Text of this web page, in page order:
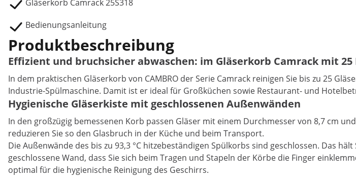
Gläserkorb Camrack 25S318
Bedienungsanleitung
Produktbeschreibung
Effizient und bruchsicher abwaschen: im Gläserkorb Camrack mit 25
In dem praktischen Gläserkorb von CAMBRO der Serie Camrack reinigen Sie bis zu 25
Industrie-Spülmaschine. Damit ist er ideal für Großküchen sowie Restaurant- und
Hygienische Gläserkiste mit geschlossenen Außenwänden
In den großzügig bemessenen Korb passen Gläser mit einem Durchmesser von 8,7 cm
reduzieren Sie so den Glasbruch in der Küche und beim Transport.
Die Außenwände des bis zu 93,3 °C hitzebeständigen Spülkorbs sind geschlossen. Das
geschlossene Wand, dass Sie sich beim Tragen und Stapeln der Körbe die Finger
optimal für die hygienische Reinigung des Geschirrs.